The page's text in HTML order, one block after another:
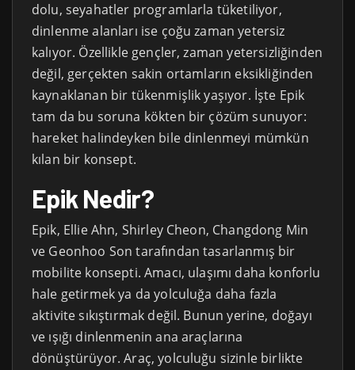
dolu, seyahatler programlarla tüketiliyor,
dinlenme alanları ise çoğu zaman yetersiz
kalıyor. Özellikle gençler, zaman yetersizliğinden
değil, gerçekten sakin ortamların eksikliğinden
kaynaklanan bir tükenmişlik yaşıyor. İşte Epik
tam da bu soruna kökten bir çözüm sunuyor:
hareket halindeyken bile dinlenmeyi mümkün
kılan bir konsept.
Epik Nedir?
Epik, Ellie Ahn, Shirley Cheon, Changdong Min
ve Geonhoo Son tarafından tasarlanmış bir
mobilite konsepti. Amacı, ulaşımı daha konforlu
hale getirmek ya da yolculuğa daha fazla
aktivite sıkıştırmak değil. Bunun yerine, doğayı
ve ışığı dinlenmenin ana araçlarına
dönüştürüyor. Araç, yolculuğu sizinle birlikte